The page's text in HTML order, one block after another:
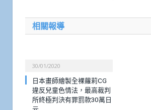
相關報導
30/01/2020
日本畫師繪製全裸蘿莉CG
違反兒童色情法，最高裁判
所終極判決有罪罰款30萬日